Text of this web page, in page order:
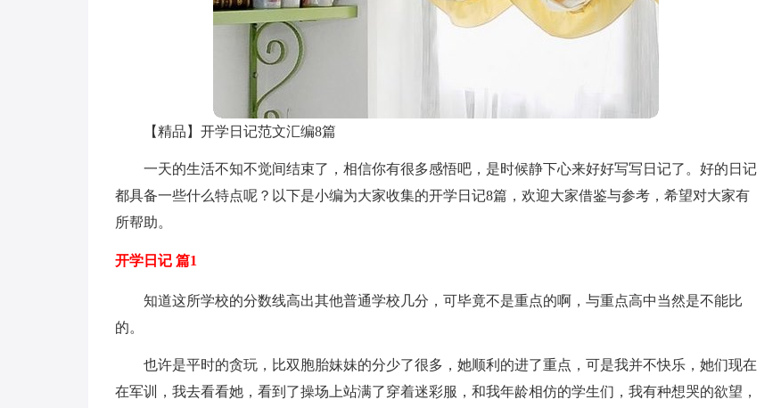
【精品】开学日记范文汇编8篇
一天的生活不知不觉间结束了，相信你有很多感悟吧，是时候静下心来好好写写日记了。好的日记
都具备一些什么特点呢？以下是小编为大家收集的开学日记8篇，欢迎大家借鉴与参考，希望对大家有
所帮助。
开学日记 篇1
知道这所学校的分数线高出其他普通学校几分，可毕竟不是重点的啊，与重点高中当然是不能比
的。
也许是平时的贪玩，比双胞胎妹妹的分少了很多，她顺利的进了重点，可是我并不快乐，她们现在
在军训，我去看看她，看到了操场上站满了穿着迷彩服，和我年龄相仿的学生们，我有种想哭的欲望，